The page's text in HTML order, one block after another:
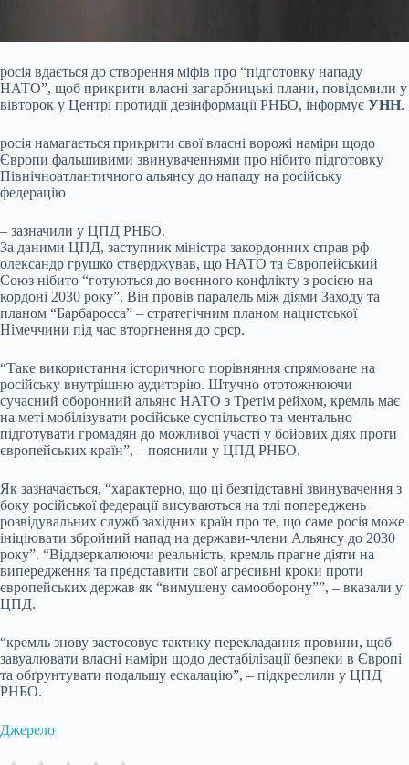
росія вдається до створення міфів про “підготовку нападу
НАТО”, щоб прикрити власні загарбницькі плани, повідомили у
вівторок у Центрі протидії дезінформації РНБО, інформує УНН.
росія намагається прикрити свої власні ворожі наміри щодо
Європи фальшивими звинуваченнями про нібито підготовку
Північноатлантичного альянсу до нападу на російську
федерацію
– зазначили у ЦПД РНБО.
За даними ЦПД, заступник міністра закордонних справ рф
олександр грушко стверджував, що НАТО та Європейський
Союз нібито “готуються до воєнного конфлікту з росією на
кордоні 2030 року”. Він провів паралель між діями Заходу та
планом “Барбаросса” – стратегічним планом нацистської
Німеччини під час вторгнення до срср.
“Таке використання історичного порівняння спрямоване на
російську внутрішню аудиторію. Штучно ототожнюючи
сучасний оборонний альянс НАТО з Третім рейхом, кремль має
на меті мобілізувати російське суспільство та ментально
підготувати громадян до можливої участі у бойових діях проти
європейських країн”, – пояснили у ЦПД РНБО.
Як зазначається, “характерно, що ці безпідставні звинувачення з
боку російської федерації висуваються на тлі попереджень
розвідувальних служб західних країн про те, що саме росія може
ініціювати збройний напад на держави-члени Альянсу до 2030
року”. “Віддзеркалюючи реальність, кремль прагне діяти на
випередження та представити свої агресивні кроки проти
європейських держав як “вимушену самооборону””, – вказали у
ЦПД.
“кремль знову застосовує тактику перекладання провини, щоб
завуалювати власні наміри щодо дестабілізації безпеки в Європі
та обґрунтувати подальшу ескалацію”, – підкреслили у ЦПД
РНБО.
Джерело